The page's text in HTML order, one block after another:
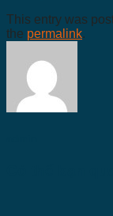
This entry was
the permalink.